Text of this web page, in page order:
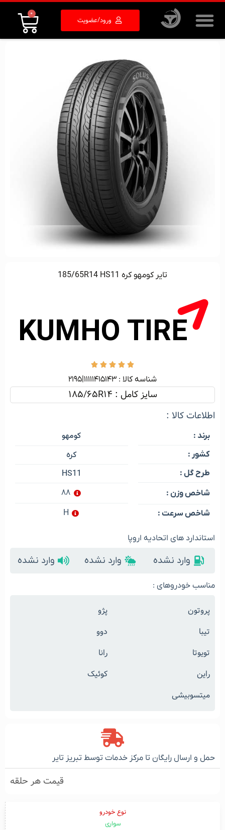
ورود/عضویت
0
تایر کومهو کره 185/65R14 HS11





شناسه کالا :‌ ۱۱۱۱۱۴۱۵۱۴۳|۲۱۹۵
سایز کامل : 185/65R14
اطلاعات کالا :
برند :
کشور :
طرح گل :
شاخص وزن :
شاخص سرعت :
کومهو
کره
HS11
۸۸
H
استاندارد های اتحادیه اروپا
وارد نشده وارد نشده وارد نشده
مناسب خودروهای :
پروتون
پژو
تیبا
دوو
تویوتا
رانا
راین
کوئیک
میتسوبیشی
حمل و ارسال رایگان تا مرکز خدمات توسط تبریز تایر
قیمت هر حلقه
نوع خودرو
سواری